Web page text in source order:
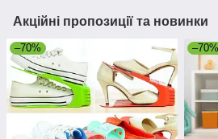
Акційні пропозиції та новинки
–70% –70%